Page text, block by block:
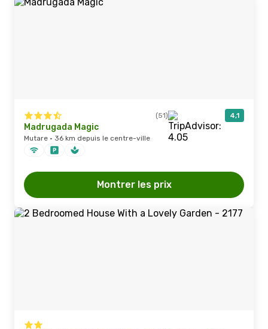
(51) 4,1
Madrugada Magic
Mutare · 36 km depuis le centre-ville
Montrer les prix